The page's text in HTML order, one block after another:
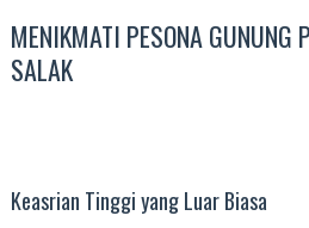
MENIKMATI PESONA GUNUNG
SALAK
Keasrian Tinggi yang Luar Biasa